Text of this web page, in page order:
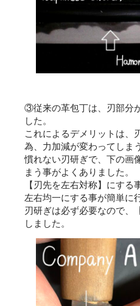
③従来の革包丁は、刃部分
した。
これによるデメリットは、
為、力加減が変わってしま
慣れない刃研ぎで、下の画
まう事がよくありました。
【刃先を左右対称】にする
左右均一にする事が簡単に
刃研ぎは必ず必要なので、
しました。